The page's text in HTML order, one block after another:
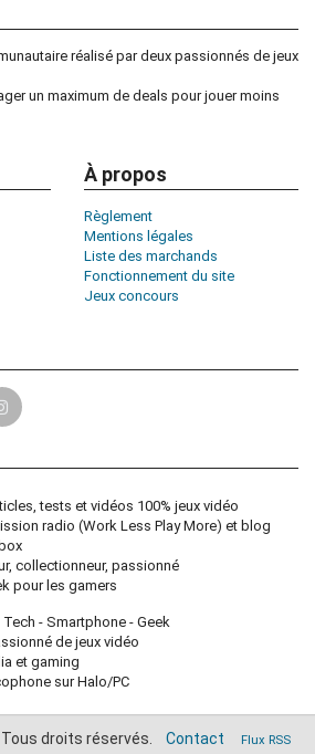
réalisé par deux passionnés de jeux
un maximum de deals pour jouer moins
À propos
Règlement
Mentions légales
Liste des marchands
Fonctionnement du site
Jeux concours
tests et vidéos 100% jeux vidéo
radio (Work Less Play More) et blog
collectionneur, passionné
pour les gamers
- Smartphone - Geek
de jeux vidéo
et gaming
sur Halo/PC
droits réservés. Contact Flux RSS